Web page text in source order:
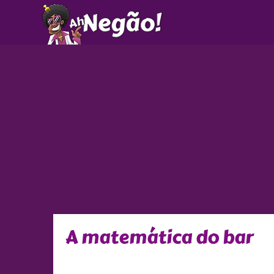
A matemática do bar